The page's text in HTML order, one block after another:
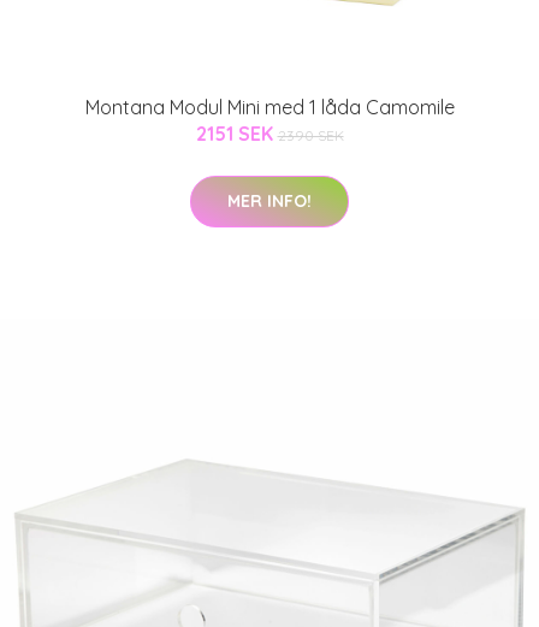
Montana Modul Mini med 1 låda Camomile
2151 SEK 2390 SEK
MER INFO!